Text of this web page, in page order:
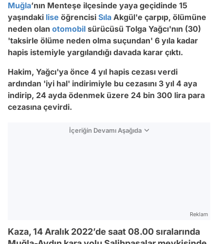
Muğla’nın Menteşe ilçesinde yaya geçidinde 15
yaşındaki lise öğrencisi Sıla Akgül'e çarpıp, ölümüne
neden olan otomobil sürücüsü Tolga Yağcı'nın (30)
'taksirle ölüme neden olma suçundan' 6 yıla kadar
hapis istemiyle yargılandığı davada karar çıktı.
Hakim, Yağcı'ya önce 4 yıl hapis cezası verdi
ardından 'iyi hal' indirimiyle bu cezasını 3 yıl 4 aya
indirip, 24 ayda ödenmek üzere 24 bin 300 lira para
cezasına çevirdi.
İçeriğin Devamı Aşağıda
Reklam
Kaza, 14 Aralık 2022’de saat 08.00 sıralarında